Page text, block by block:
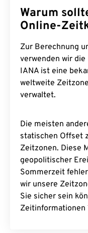
Warum
Online-
Zur Berechnung
verwenden wir die
IANA ist eine
weltweite
verwaltet.
Die meisten
statischen Offset
Zeitzonen. Diese
geopolitischer
Sommerzeit
wir unsere
Sie sicher sein
Zeitinformationen